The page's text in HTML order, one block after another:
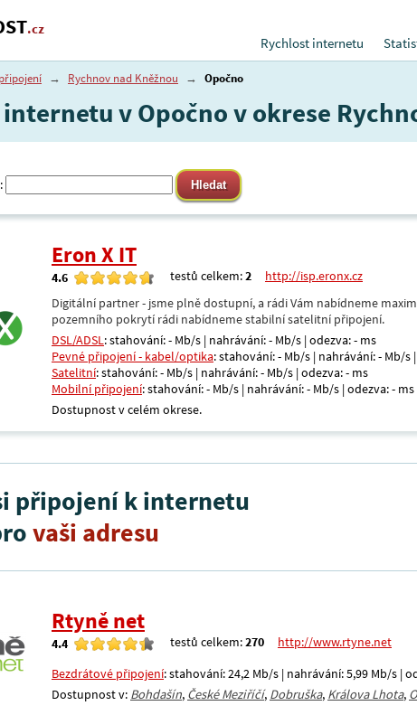
.cz
Rychlost internetu
→ Rychnov nad Kněžnou → Opočno
v Opočno v okrese
Eron X IT
4.6 testů celkem:2
http://isp.eronx.cz
Digitální partner - jsme plně dostupní, a rádi Vám nabídneme
pozemního pokrytí rádi nabídneme stabilní satelitní připojení.
DSL/ADSL: stahování: - Mb/s | nahrávání: - Mb/s | odezva: - ms
Pevné připojení - kabel/optika: stahování: - Mb/s | nahrávání: - Mb/s
Satelitní: stahování: - Mb/s | nahrávání: - Mb/s | odezva: - ms
Mobilní připojení: stahování: - Mb/s | nahrávání: - Mb/s | odezva: - ms
Dostupnost v celém okrese.
připojení k internetu
vaši adresu
Rtyně net
4.4 testů celkem:270
http://www.rtyne.net
Bezdrátové připojení: stahování: 24,2 Mb/s | nahrávání: 5,99 Mb/s |
Dostupnost v: Bohdašín, České Meziříčí, Dobruška, Králova Lhota,